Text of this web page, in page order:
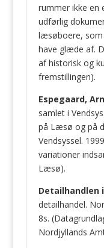
rummer ikke en
udførlig
læsøboere, som
have glæde af.
af historisk og
fremstillingen).
Espegaard,
samlet i
på Læsø og på
Vendsyssel.
variationer
Læsø).
Detailhandlen
detailhandel.
8s.
Nordjyllands